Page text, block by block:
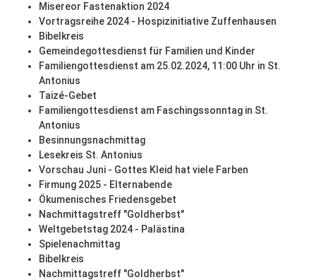
Misereor Fastenaktion 2024
Vortragsreihe 2024 - Hospizinitiative Zuffenhausen
Bibelkreis
Gemeindegottesdienst für Familien und Kinder
Familiengottesdienst am 25.02.2024, 11:00 Uhr in St.
Antonius
Taizé-Gebet
Familiengottesdienst am Faschingssonntag in St.
Antonius
Besinnungsnachmittag
Lesekreis St. Antonius
Vorschau Juni - Gottes Kleid hat viele Farben
Firmung 2025 - Elternabende
Ökumenisches Friedensgebet
Nachmittagstreff "Goldherbst"
Weltgebetstag 2024 - Palästina
Spielenachmittag
Bibelkreis
Nachmittagstreff "Goldherbst"